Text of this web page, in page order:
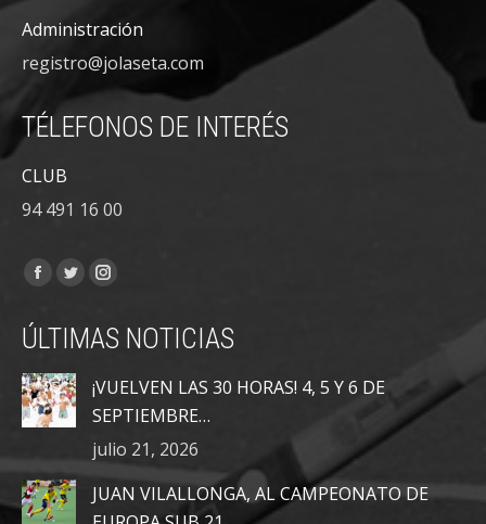
Administración
registro@jolaseta.com
TÉLEFONOS DE INTERÉS
CLUB
94 491 16 00
Encuéntranos en:
Facebook
opens
in
new
window
Twitter
opens
in
new
window
Instagram
opens
new
window
ÚLTIMAS NOTICIAS
¡VUELVEN LAS 30 HORAS! 4, 5 Y 6 DE
SEPTIEMBRE…
julio 21, 2026
JUAN VILALLONGA, AL CAMPEONATO DE